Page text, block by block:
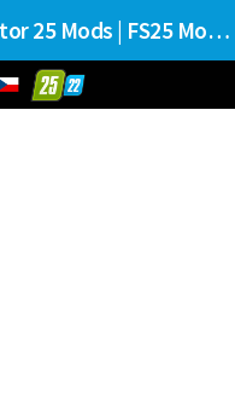
Farming Simulator 25 Mods | FS25 Mods Stahování